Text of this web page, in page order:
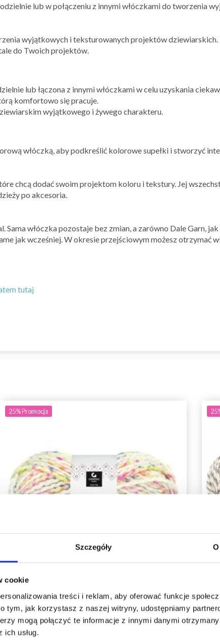
Szczegóły
cookie
treści i reklam, aby oferować funkcje
tym, jak korzystasz z naszej witryny, udostępniamy
mogą połączyć te informacje z innymi danymi
ich usług.
lub w połączeniu z innymi włóczkami do tworzenia
wyjątkowych i teksturowanych projektów dziewiarskich.
do Twoich projektów.
lub łączona z innymi włóczkami w celu uzyskania
komfortowo się pracuje.
wyjątkowego i żywego charakteru.
włóczką, aby podkreślić kolorowe supełki i stworzyć
chcą dodać swoim projektom koloru i tekstury. Jej
po akcesoria.
włóczka pozostaje bez zmian, a zarówno Dale Garn,
jak wcześniej. W okresie przejściowym możesz otrzymać
tutaj
25%Promocja
GJESTAL VERA
25,15 zł